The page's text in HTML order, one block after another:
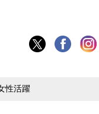
性活躍